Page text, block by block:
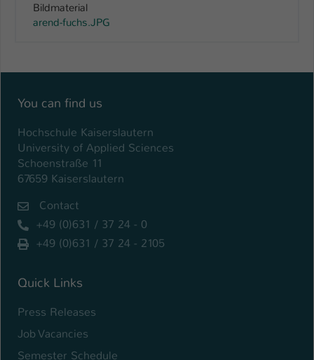
Bildmaterial
arend-fuchs.JPG
You can find us
Hochschule Kaiserslautern
University of Applied Sciences
Schoenstraße 11
67659 Kaiserslautern
Contact
+49 (0)631 / 37 24 - 0
+49 (0)631 / 37 24 - 2105
Quick Links
Press Releases
Job Vacancies
Semester Schedule